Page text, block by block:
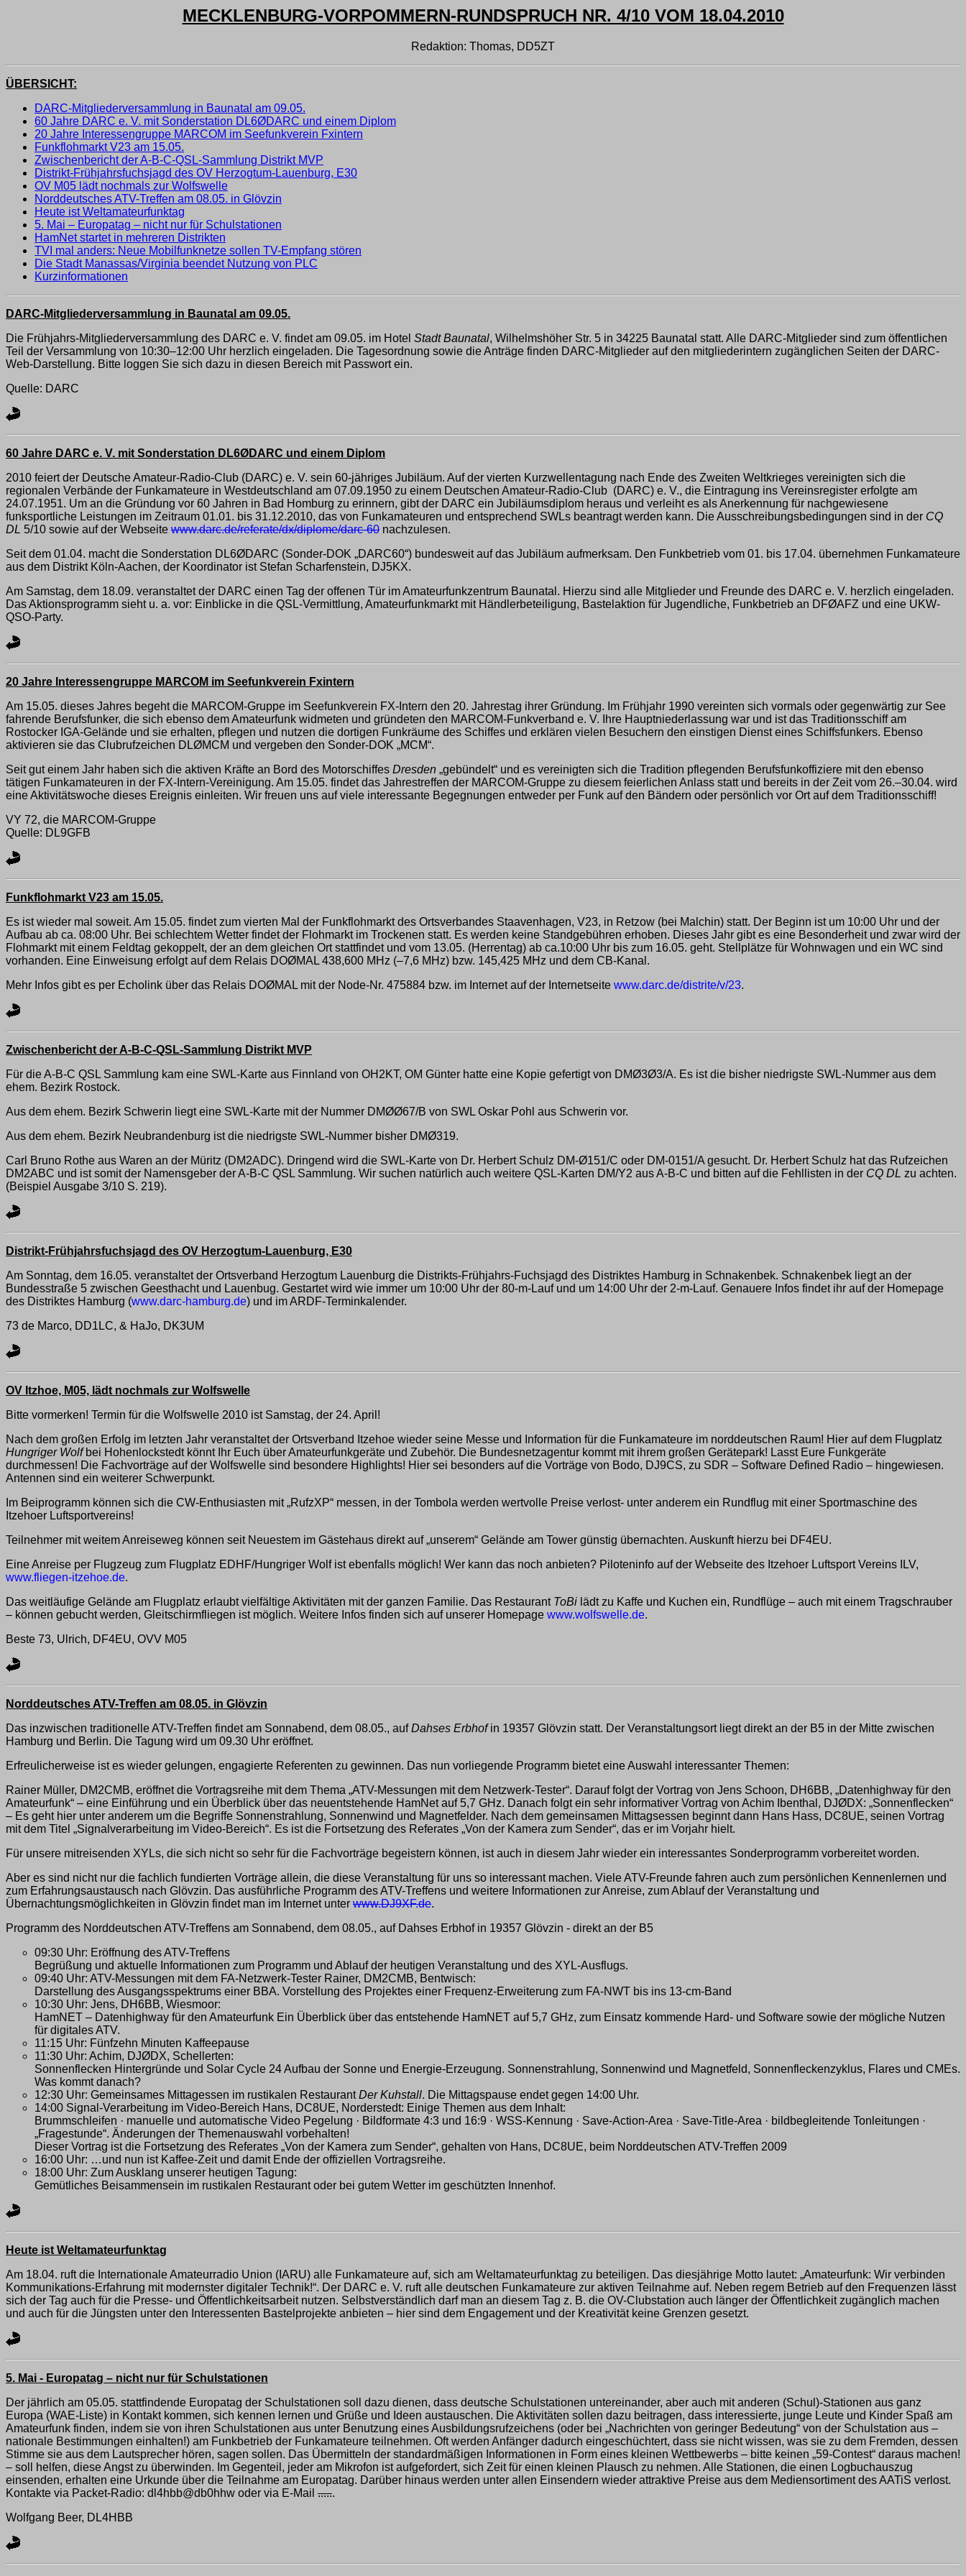
MECKLENBURG-VORPOMMERN-RUNDSPRUCH NR. 4/10 VOM 18.04.2010
Redaktion: Thomas, DD5ZT
ÜBERSICHT:
DARC-Mitgliederversammlung in Baunatal am 09.05.
60 Jahre DARC e. V. mit Sonderstation DL6ØDARC und einem Diplom
20 Jahre Interessengruppe MARCOM im Seefunkverein Fxintern
Funkflohmarkt V23 am 15.05.
Zwischenbericht der A-B-C-QSL-Sammlung Distrikt MVP
Distrikt-Frühjahrsfuchsjagd des OV Herzogtum-Lauenburg, E30
OV M05 lädt nochmals zur Wolfswelle
Norddeutsches ATV-Treffen am 08.05. in Glövzin
Heute ist Weltamateurfunktag
5. Mai – Europatag – nicht nur für Schulstationen
HamNet startet in mehreren Distrikten
TVI mal anders: Neue Mobilfunknetze sollen TV-Empfang stören
Die Stadt Manassas/Virginia beendet Nutzung von PLC
Kurzinformationen
DARC-Mitgliederversammlung in Baunatal am 09.05.
Die Frühjahrs-Mitgliederversammlung des DARC e. V. findet am 09.05. im Hotel Stadt Baunatal, Wilhelmshöher Str. 5 in 34225 Baunatal statt. Alle DARC-Mitglieder sind zum öffentlichen
Teil der Versammlung von 10:30–12:00 Uhr herzlich eingeladen. Die Tagesordnung sowie die Anträge finden DARC-Mitglieder auf den mitgliederintern zugänglichen Seiten der DARC-
Web-Darstellung. Bitte loggen Sie sich dazu in diesen Bereich mit Passwort ein.
Quelle: DARC
60 Jahre DARC e. V. mit Sonderstation DL6ØDARC und einem Diplom
2010 feiert der Deutsche Amateur-Radio-Club (DARC) e. V. sein 60-jähriges Jubiläum. Auf der vierten Kurzwellentagung nach Ende des Zweiten Weltkrieges vereinigten sich die
regionalen Verbände der Funkamateure in Westdeutschland am 07.09.1950 zu einem Deutschen Amateur-Radio-Club (DARC) e. V., die Eintragung ins Vereinsregister erfolgte am
24.07.1951. Um an die Gründung vor 60 Jahren in Bad Homburg zu erinnern, gibt der DARC ein Jubiläumsdiplom heraus und verleiht es als Anerkennung für nachgewiesene
funksportliche Leistungen im Zeitraum 01.01. bis 31.12.2010, das von Funkamateuren und entsprechend SWLs beantragt werden kann. Die Ausschreibungsbedingungen sind in der CQ
DL 5/10 sowie auf der Webseite www.darc.de/referate/dx/diplome/darc-60 nachzulesen.
Seit dem 01.04. macht die Sonderstation DL6ØDARC (Sonder-DOK „DARC60“) bundesweit auf das Jubiläum aufmerksam. Den Funkbetrieb vom 01. bis 17.04. übernehmen Funkamateure
aus dem Distrikt Köln-Aachen, der Koordinator ist Stefan Scharfenstein, DJ5KX.
Am Samstag, dem 18.09. veranstaltet der DARC einen Tag der offenen Tür im Amateurfunkzentrum Baunatal. Hierzu sind alle Mitglieder und Freunde des DARC e. V. herzlich eingeladen.
Das Aktionsprogramm sieht u. a. vor: Einblicke in die QSL-Vermittlung, Amateurfunkmarkt mit Händlerbeteiligung, Bastelaktion für Jugendliche, Funkbetrieb an DFØAFZ und eine UKW-
QSO-Party.
20 Jahre Interessengruppe MARCOM im Seefunkverein Fxintern
Am 15.05. dieses Jahres begeht die MARCOM-Gruppe im Seefunkverein FX-Intern den 20. Jahrestag ihrer Gründung. Im Frühjahr 1990 vereinten sich vormals oder gegenwärtig zur See
fahrende Berufsfunker, die sich ebenso dem Amateurfunk widmeten und gründeten den MARCOM-Funkverband e. V. Ihre Hauptniederlassung war und ist das Traditionsschiff am
Rostocker IGA-Gelände und sie erhalten, pflegen und nutzen die dortigen Funkräume des Schiffes und erklären vielen Besuchern den einstigen Dienst eines Schiffsfunkers. Ebenso
aktivieren sie das Clubrufzeichen DLØMCM und vergeben den Sonder-DOK „MCM“.
Seit gut einem Jahr haben sich die aktiven Kräfte an Bord des Motorschiffes Dresden „gebündelt“ und es vereinigten sich die Tradition pflegenden Berufsfunkoffiziere mit den ebenso
tätigen Funkamateuren in der FX-Intern-Vereinigung. Am 15.05. findet das Jahrestreffen der MARCOM-Gruppe zu diesem feierlichen Anlass statt und bereits in der Zeit vom 26.–30.04. wird
eine Aktivitätswoche dieses Ereignis einleiten. Wir freuen uns auf viele interessante Begegnungen entweder per Funk auf den Bändern oder persönlich vor Ort auf dem Traditionsschiff!
VY 72, die MARCOM-Gruppe
Quelle: DL9GFB
Funkflohmarkt V23 am 15.05.
Es ist wieder mal soweit. Am 15.05. findet zum vierten Mal der Funkflohmarkt des Ortsverbandes Staavenhagen, V23, in Retzow (bei Malchin) statt. Der Beginn ist um 10:00 Uhr und der
Aufbau ab ca. 08:00 Uhr. Bei schlechtem Wetter findet der Flohmarkt im Trockenen statt. Es werden keine Standgebühren erhoben. Dieses Jahr gibt es eine Besonderheit und zwar wird der
Flohmarkt mit einem Feldtag gekoppelt, der an dem gleichen Ort stattfindet und vom 13.05. (Herrentag) ab ca.10:00 Uhr bis zum 16.05. geht. Stellplätze für Wohnwagen und ein WC sind
vorhanden. Eine Einweisung erfolgt auf dem Relais DOØMAL 438,600 MHz (–7,6 MHz) bzw. 145,425 MHz und dem CB-Kanal.
Mehr Infos gibt es per Echolink über das Relais DOØMAL mit der Node-Nr. 475884 bzw. im Internet auf der Internetseite www.darc.de/distrite/v/23.
Zwischenbericht der A-B-C-QSL-Sammlung Distrikt MVP
Für die A-B-C QSL Sammlung kam eine SWL-Karte aus Finnland von OH2KT, OM Günter hatte eine Kopie gefertigt von DMØ3Ø3/A. Es ist die bisher niedrigste SWL-Nummer aus dem
ehem. Bezirk Rostock.
Aus dem ehem. Bezirk Schwerin liegt eine SWL-Karte mit der Nummer DMØØ67/B von SWL Oskar Pohl aus Schwerin vor.
Aus dem ehem. Bezirk Neubrandenburg ist die niedrigste SWL-Nummer bisher DMØ319.
Carl Bruno Rothe aus Waren an der Müritz (DM2ADC). Dringend wird die SWL-Karte von Dr. Herbert Schulz DM-Ø151/C oder DM-0151/A gesucht. Dr. Herbert Schulz hat das Rufzeichen
DM2ABC und ist somit der Namensgeber der A-B-C QSL Sammlung. Wir suchen natürlich auch weitere QSL-Karten DM/Y2 aus A-B-C und bitten auf die Fehllisten in der CQ DL zu achten.
(Beispiel Ausgabe 3/10 S. 219).
Distrikt-Frühjahrsfuchsjagd des OV Herzogtum-Lauenburg, E30
Am Sonntag, dem 16.05. veranstaltet der Ortsverband Herzogtum Lauenburg die Distrikts-Frühjahrs-Fuchsjagd des Distriktes Hamburg in Schnakenbek. Schnakenbek liegt an der
Bundesstraße 5 zwischen Geesthacht und Lauenbug. Gestartet wird wie immer um 10:00 Uhr der 80-m-Lauf und um 14:00 Uhr der 2-m-Lauf. Genauere Infos findet ihr auf der Homepage
des Distriktes Hamburg (www.darc-hamburg.de) und im ARDF-Terminkalender.
73 de Marco, DD1LC, & HaJo, DK3UM
OV Itzhoe, M05, lädt nochmals zur Wolfswelle
Bitte vormerken! Termin für die Wolfswelle 2010 ist Samstag, der 24. April!
Nach dem großen Erfolg im letzten Jahr veranstaltet der Ortsverband Itzehoe wieder seine Messe und Information für die Funkamateure im norddeutschen Raum! Hier auf dem Flugplatz
Hungriger Wolfbei Hohenlockstedt könnt Ihr Euch über Amateurfunkgeräte und Zubehör. Die Bundesnetzagentur kommt mit ihrem großen Gerätepark! Lasst Eure Funkgeräte
durchmessen! Die Fachvorträge auf der Wolfswelle sind besondere Highlights! Hier sei besonders auf die Vorträge von Bodo, DJ9CS, zu SDR – Software Defined Radio – hingewiesen.
Antennen sind ein weiterer Schwerpunkt.
Im Beiprogramm können sich die CW-Enthusiasten mit „RufzXP“ messen, in der Tombola werden wertvolle Preise verlost- unter anderem ein Rundflug mit einer Sportmaschine des
Itzehoer Luftsportvereins!
Teilnehmer mit weitem Anreiseweg können seit Neuestem im Gästehaus direkt auf „unserem“ Gelände am Tower günstig übernachten. Auskunft hierzu bei DF4EU.
Eine Anreise per Flugzeug zum Flugplatz EDHF/Hungriger Wolf ist ebenfalls möglich! Wer kann das noch anbieten? Piloteninfo auf der Webseite des Itzehoer Luftsport Vereins ILV,
www.fliegen-itzehoe.de.
Das weitläufige Gelände am Flugplatz erlaubt vielfältige Aktivitäten mit der ganzen Familie. Das Restaurant ToBi lädt zu Kaffe und Kuchen ein, Rundflüge – auch mit einem Tragschrauber
– können gebucht werden, Gleitschirmfliegen ist möglich. Weitere Infos finden sich auf unserer Homepage www.wolfswelle.de.
Beste 73, Ulrich, DF4EU, OVV M05
Norddeutsches ATV-Treffen am 08.05. in Glövzin
Das inzwischen traditionelle ATV-Treffen findet am Sonnabend, dem 08.05., aufDahses Erbhofin 19357 Glövzin statt. Der Veranstaltungsort liegt direkt an der B5 in der Mitte zwischen
Hamburg und Berlin. Die Tagung wird um 09.30 Uhr eröffnet.
Erfreulicherweise ist es wieder gelungen, engagierte Referenten zu gewinnen. Das nun vorliegende Programm bietet eine Auswahl interessanter Themen:
Rainer Müller, DM2CMB, eröffnet die Vortragsreihe mit dem Thema „ATV-Messungen mit dem Netzwerk-Tester“. Darauf folgt der Vortrag von Jens Schoon, DH6BB, „Datenhighway für den
Amateurfunk“ – eine Einführung und ein Überblick über das neuentstehende HamNet auf 5,7 GHz. Danach folgt ein sehr informativer Vortrag von Achim Ibenthal, DJØDX: „Sonnenflecken“
– Es geht hier unter anderem um die Begriffe Sonnenstrahlung, Sonnenwind und Magnetfelder. Nach dem gemeinsamen Mittagsessen beginnt dann Hans Hass, DC8UE, seinen Vortrag
mit dem Titel „Signalverarbeitung im Video-Bereich“. Es ist die Fortsetzung des Referates „Von der Kamera zum Sender“, das er im Vorjahr hielt.
Für unsere mitreisenden XYLs, die sich nicht so sehr für die Fachvorträge begeistern können, ist auch in diesem Jahr wieder ein interessantes Sonderprogramm vorbereitet worden.
Aber es sind nicht nur die fachlich fundierten Vorträge allein, die diese Veranstaltung für uns so interessant machen. Viele ATV-Freunde fahren auch zum persönlichen Kennenlernen und
zum Erfahrungsaustausch nach Glövzin. Das ausführliche Programm des ATV-Treffens und weitere Informationen zur Anreise, zum Ablauf der Veranstaltung und
Übernachtungsmöglichkeiten in Glövzin findet man im Internet unter www.DJ9XF.de.
Programm des Norddeutschen ATV-Treffens am Sonnabend, dem 08.05., auf Dahses Erbhof in 19357 Glövzin - direkt an der B5
09:30 Uhr: Eröffnung des ATV-Treffens
Begrüßung und aktuelle Informationen zum Programm und Ablauf der heutigen Veranstaltung und des XYL-Ausflugs.
09:40 Uhr: ATV-Messungen mit dem FA-Netzwerk-Tester Rainer, DM2CMB, Bentwisch:
Darstellung des Ausgangsspektrums einer BBA. Vorstellung des Projektes einer Frequenz-Erweiterung zum FA-NWT bis ins 13-cm-Band
10:30 Uhr: Jens, DH6BB, Wiesmoor:
HamNET – Datenhighway für den Amateurfunk Ein Überblick über das entstehende HamNET auf 5,7 GHz, zum Einsatz kommende Hard- und Software sowie der mögliche Nutzen
für digitales ATV.
11:15 Uhr: Fünfzehn Minuten Kaffeepause
11:30 Uhr: Achim, DJØDX, Schellerten:
Sonnenflecken Hintergründe und Solar Cycle 24 Aufbau der Sonne und Energie-Erzeugung. Sonnenstrahlung, Sonnenwind und Magnetfeld, Sonnenfleckenzyklus, Flares und CMEs.
Was kommt danach?
12:30 Uhr: Gemeinsames Mittagessen im rustikalen RestaurantDer Kuhstall. Die Mittagspause endet gegen 14:00 Uhr.
14:00 Signal-Verarbeitung im Video-Bereich Hans, DC8UE, Norderstedt: Einige Themen aus dem Inhalt:
Brummschleifen · manuelle und automatische Video Pegelung · Bildformate 4:3 und 16:9 · WSS-Kennung · Save-Action-Area · Save-Title-Area · bildbegleitende Tonleitungen ·
„Fragestunde“. Änderungen der Themenauswahl vorbehalten!
Dieser Vortrag ist die Fortsetzung des Referates „Von der Kamera zum Sender“, gehalten von Hans, DC8UE, beim Norddeutschen ATV-Treffen 2009
16:00 Uhr: …und nun ist Kaffee-Zeit und damit Ende der offiziellen Vortragsreihe.
18:00 Uhr: Zum Ausklang unserer heutigen Tagung:
Gemütliches Beisammensein im rustikalen Restaurant oder bei gutem Wetter im geschützten Innenhof.
Heute ist Weltamateurfunktag
Am 18.04. ruft die Internationale Amateurradio Union (IARU) alle Funkamateure auf, sich am Weltamateurfunktag zu beteiligen. Das diesjährige Motto lautet: „Amateurfunk: Wir verbinden
Kommunikations-Erfahrung mit modernster digitaler Technik!“. Der DARC e. V. ruft alle deutschen Funkamateure zur aktiven Teilnahme auf. Neben regem Betrieb auf den Frequenzen lässt
sich der Tag auch für die Presse- und Öffentlichkeitsarbeit nutzen. Selbstverständlich darf man an diesem Tag z. B. die OV-Clubstation auch länger der Öffentlichkeit zugänglich machen
und auch für die Jüngsten unter den Interessenten Bastelprojekte anbieten – hier sind dem Engagement und der Kreativität keine Grenzen gesetzt.
5. Mai - Europatag – nicht nur für Schulstationen
Der jährlich am 05.05. stattfindende Europatag der Schulstationen soll dazu dienen, dass deutsche Schulstationen untereinander, aber auch mit anderen (Schul)-Stationen aus ganz
Europa (WAE-Liste) in Kontakt kommen, sich kennen lernen und Grüße und Ideen austauschen. Die Aktivitäten sollen dazu beitragen, dass interessierte, junge Leute und Kinder Spaß am
Amateurfunk finden, indem sie von ihren Schulstationen aus unter Benutzung eines Ausbildungsrufzeichens (oder bei „Nachrichten von geringer Bedeutung“ von der Schulstation aus –
nationale Bestimmungen einhalten!) am Funkbetrieb der Funkamateure teilnehmen. Oft werden Anfänger dadurch eingeschüchtert, dass sie nicht wissen, was sie zu dem Fremden, dessen
Stimme sie aus dem Lautsprecher hören, sagen sollen. Das Übermitteln der standardmäßigen Informationen in Form eines kleinen Wettbewerbs – bitte keinen „59-Contest“ daraus machen!
– soll helfen, diese Angst zu überwinden. Im Gegenteil, jeder am Mikrofon ist aufgefordert, sich Zeit für einen kleinen Plausch zu nehmen. Alle Stationen, die einen Logbuchauszug
einsenden, erhalten eine Urkunde über die Teilnahme am Europatag. Darüber hinaus werden unter allen Einsendern wieder attraktive Preise aus dem Mediensortiment des AATiS verlost.
Kontakte via Packet-Radio: dl4hbb@db0hhw oder via E-Mail ......
Wolfgang Beer, DL4HBB